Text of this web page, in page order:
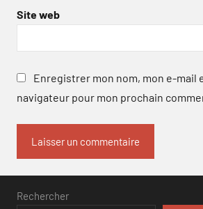
Site web
Enregistrer mon nom, mon e-mail
navigateur pour mon prochain
Rechercher